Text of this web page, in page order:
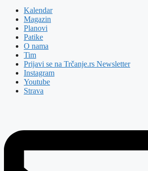
Kalendar
Magazin
Planovi
Patike
O nama
Tim
Prijavi se na Trčanje.rs Newsletter
Instagram
Youtube
Strava